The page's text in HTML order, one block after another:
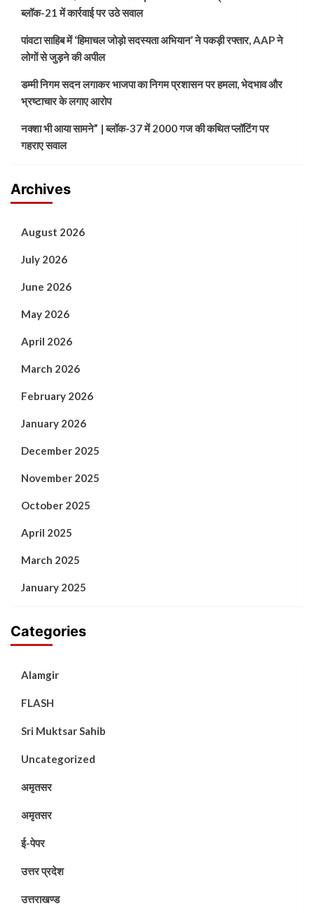
ब्लॉक-21 में कार्रवाई पर उठे सवाल
पांवटा साहिब में ‘हिमाचल जोड़ो सदस्यता अभियान’ ने पकड़ी रफ्तार, AAP ने
लोगों से जुड़ने की अपील
डम्मी निगम सदन लगाकर भाजपा का निगम प्रशासन पर हमला, भेदभाव और
भ्रष्टाचार के लगाए आरोप
नक्शा भी आया सामने” | ब्लॉक-37 में 2000 गज की कथित प्लॉटिंग पर
गहराए सवाल
Archives
August 2026
July 2026
June 2026
May 2026
April 2026
March 2026
February 2026
January 2026
December 2025
November 2025
October 2025
April 2025
March 2025
January 2025
Categories
Alamgir
FLASH
Sri Muktsar Sahib
Uncategorized
अमृतसर
अमृतसर
ई-पेपर
उत्तर प्रदेश
उत्तराखण्ड